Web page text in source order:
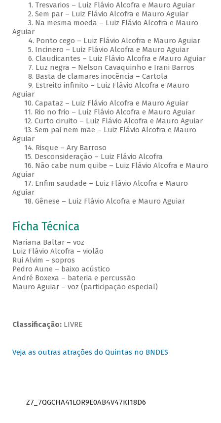
1. Tresvarios – Luiz Flávio Alcofra e Mauro Aguiar
2. Sem par – Luiz Flávio Alcofra e Mauro Aguiar
3. Na mesma moeda – Luiz Flávio Alcofra e Mauro
Aguiar
4. Ponto cego – Luiz Flávio Alcofra e Mauro Aguiar
5. Incinero – Luiz Flávio Alcofra e Mauro Aguiar
6. Claudicantes – Luiz Flávio Alcofra e Mauro Aguiar
7. Luz negra – Nelson Cavaquinho e Irani Barros
8. Basta de clamares inocência – Cartola
9. Estreito infinito – Luiz Flávio Alcofra e Mauro
Aguiar
10. Capataz – Luiz Flávio Alcofra e Mauro Aguiar
11. Rio no frio – Luiz Flávio Alcofra e Mauro Aguiar
12. Curto ciruito – Luiz Flávio Alcofra e Mauro Aguiar
13. Sem pai nem mãe – Luiz Flávio Alcofra e Mauro
Aguiar
14. Risque – Ary Barroso
15. Desconsideração – Luiz Flávio Alcofra
16. Não cabe num quibe – Luiz Flávio Alcofra e Mauro
Aguiar
17. Enfim saudade – Luiz Flávio Alcofra e Mauro
Aguiar
18. Gênese – Luiz Flávio Alcofra e Mauro Aguiar
Ficha Técnica
Mariana Baltar – voz
Luiz Flávio Alcofra – violão
Rui Alvim – sopros
Pedro Aune – baixo acústico
André Boxexa – bateria e percussão
Mauro Aguiar – voz (participação especial)
Classificação: LIVRE
Veja as outras atrações do Quintas no BNDES
Z7_7QGCHA41LOR9E0AB4V47KI18D6